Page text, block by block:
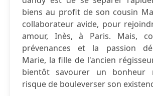
biens au profit de son cousin
collaborateur avide, pour
amour, Inès, à Paris. Mais,
prévenances et la passion
Marie, la fille de l'ancien
bientôt savourer un bonheur
risque de bouleverser son